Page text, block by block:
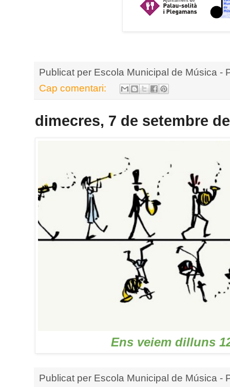
Publicat per Escola Municipal de Música -
Cap comentari:
dimecres, 7 de setembre
Ens veiem dilluns
Publicat per Escola Municipal de Música -